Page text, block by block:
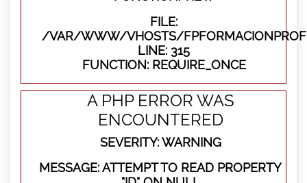
FILE:
/VAR/WWW/VHOSTS/
LINE: 315
FUNCTION: REQUIRE_ONCE
A PHP ERROR WAS
ENCOUNTERED
SEVERITY: WARNING
MESSAGE: ATTEMPT TO READ PROPERTY